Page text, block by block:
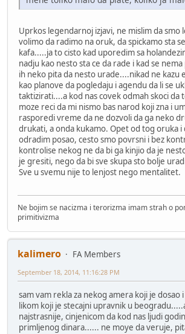
Uprkos legendarnoj izjavi, ne mislim da smo
volimo da radimo na oruk, da spickamo sta
kafa.....ja to cisto kad uporedim sa
nadju kao nesto sta ce da rade i kad se
ih neko pita da nesto urade....nikad ne kazu
kao planove da pogledaju i agendu da li se
taktizirati....a kod nas covek odmah skoci da
moze reci da mi nismo bas narod koji zna i
rasporedi vreme da ne dozvoli da ga neko
drukati, a onda kukamo. Opet od tog oruka i
odradim posao, cesto smo povrsni i bez
kontrolise nekog ne da bi ga kinjio da je
je gresiti, nego da bi sve skupa sto bolje
Sve u svemu nije to lenjost nego mentalitet.
Ne bojim se nacizma i terorizma imam strah o
primitivizma
kalimero
FA Members
September 18, 2014, 11:16:28 PM
sam vam rekla za nekog amera koji je dosao
likom koji je stecajni upravnik u
najstrasnije, cinjenicom da kod nas ljudi
primljenog dinara...... ne moye da veruje,